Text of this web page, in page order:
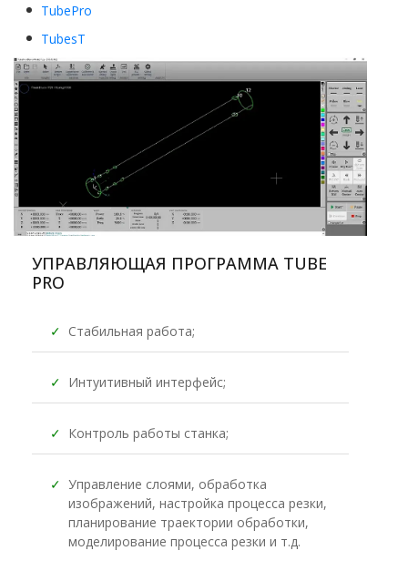
TubePro
TubesT
УПРАВЛЯЮЩАЯ ПРОГРАММА TUBE
PRO
✓ Стабильная работа;
✓ Интуитивный интерфейс;
✓ Контроль работы станка;
✓ Управление слоями, обработка
изображений, настройка процесса резки,
планирование траектории обработки,
моделирование процесса резки и т.д.